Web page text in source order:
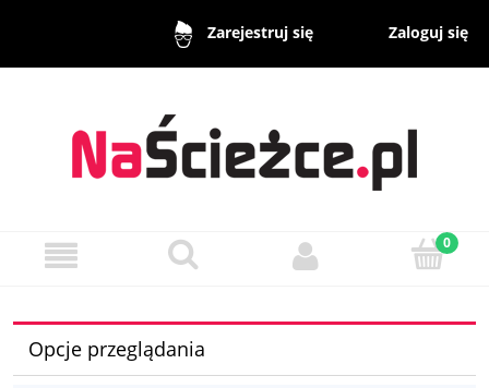
Zarejestruj się Zaloguj się
Opcje przeglądania